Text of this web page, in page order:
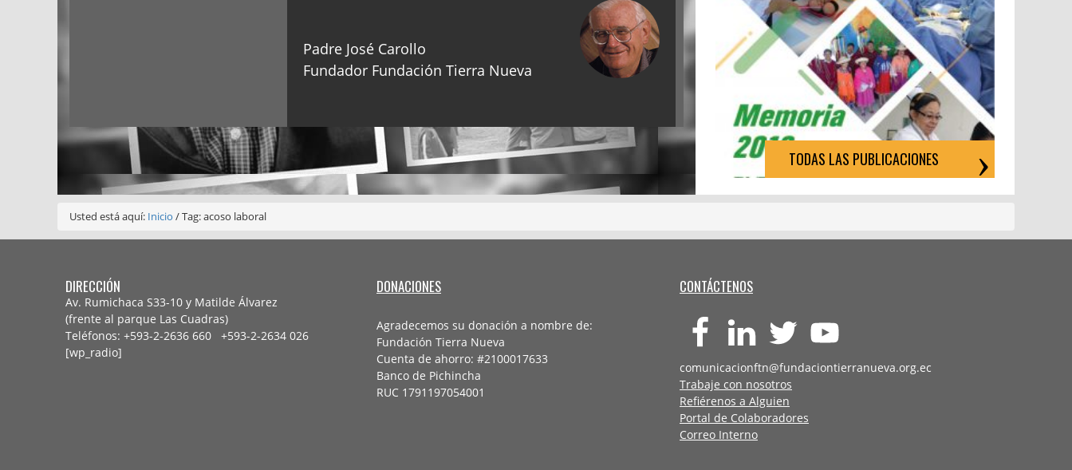
Padre José Carollo
Fundador Fundación Tierra Nueva
TODAS LAS PUBLICACIONES
Usted está aquí: Inicio /Tag: acoso laboral
DIRECCIÓN
Av. Rumichaca S33-10 y Matilde Álvarez
(frente al parque Las Cuadras)
Teléfonos: +593-2-2636 660 +593-2-2634 026
[wp_radio]
DONACIONES
Agradecemos su donación a nombre de:
Fundación Tierra Nueva
Cuenta de ahorro: #2100017633
Banco de Pichincha
RUC 1791197054001
CONTÁCTENOS
comunicacionftn@fundaciontierranueva.org.ec
Trabaje con nosotros
Refiérenos a Alguien
Portal de Colaboradores
Correo Interno